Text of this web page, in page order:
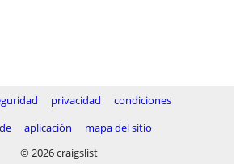
privacidad
condiciones
aplicación
mapa del sitio
© 2026 craigslist